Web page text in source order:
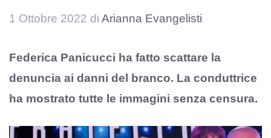
1 Ottobre 2022 di Arianna Evangelisti
Federica Panicucci ha fatto scattare la
denuncia ai danni del branco. La conduttrice
ha mostrato tutte le immagini senza censura.